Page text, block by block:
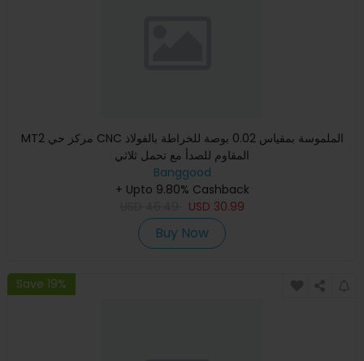
MT2 مركز حي CNC الملموسة بمقياس 0.02 بوصة للخراطة بالفولاذ
المقاوم للصدأ مع تحمل ثلاثي
Banggood
+ Upto 9.80% Cashback
USD 30.99
Buy Now
Save 19%